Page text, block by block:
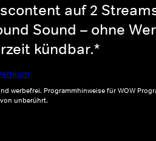
auf 2
Sound – ohne
kündbar.*
werbefrei. Programmhinweise für WOW
unberührt.